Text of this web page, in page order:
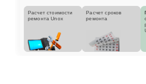
Расчет стоимости
ремонта Unox
Расчет сроков
ремонта